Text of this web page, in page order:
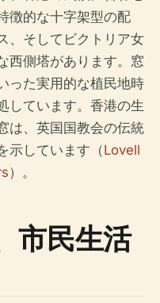
徴的な十字架型の配
、そしてビクトリア女
西側塔があります。窓
った実用的な植民地時
しています。香港の生
は、英国国教会の伝統
示しています（Lovell
）。
市民生活